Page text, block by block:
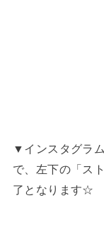
▼インスタグラ
で、左下の「ス
了となります☆